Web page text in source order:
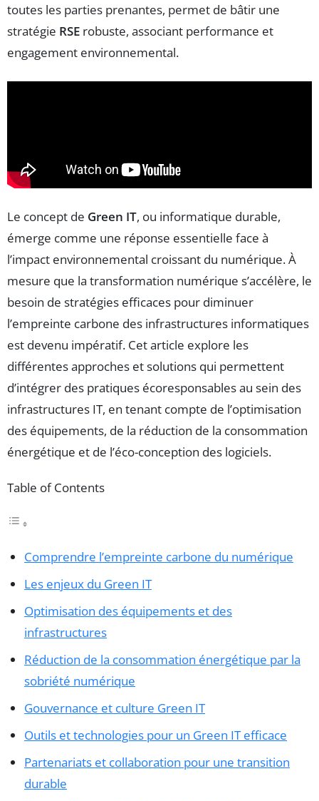
toutes les parties prenantes, permet de bâtir une
stratégie RSE robuste, associant performance et
engagement environnemental.
Le concept de Green IT, ou informatique durable,
émerge comme une réponse essentielle face à
l’impact environnemental croissant du numérique. À
mesure que la transformation numérique s’accélère, le
besoin de stratégies efficaces pour diminuer
l’empreinte carbone des infrastructures informatiques
est devenu impératif. Cet article explore les
différentes approches et solutions qui permettent
d’intégrer des pratiques écoresponsables au sein des
infrastructures IT, en tenant compte de l’optimisation
des équipements, de la réduction de la consommation
énergétique et de l’éco-conception des logiciels.
Table of Contents
Comprendre l’empreinte carbone du numérique
Les enjeux du Green IT
Optimisation des équipements et des
infrastructures
Réduction de la consommation énergétique par la
sobriété numérique
Gouvernance et culture Green IT
Outils et technologies pour un Green IT efficace
Partenariats et collaboration pour une transition
durable